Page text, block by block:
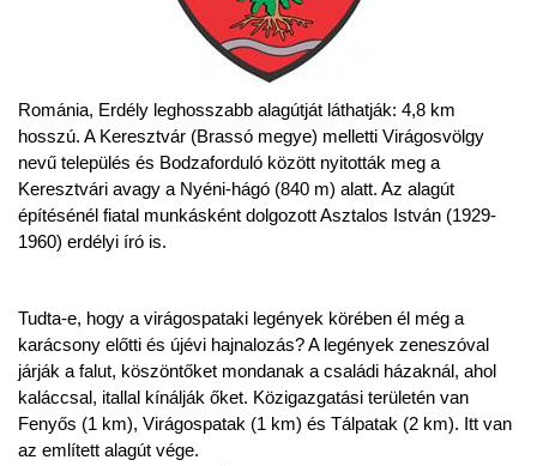
Románia, Erdély leghosszabb alagútját láthatják: 4,8 km
hosszú. A Keresztvár (Brassó megye) melletti Virágosvölgy
nevű település és Bodzaforduló között nyitották meg a
Keresztvári avagy a Nyéni-hágó (840 m) alatt. Az alagút
építésénél fiatal munkásként dolgozott Asztalos István (1929-
1960) erdélyi író is.
Tudta-e, hogy a virágospataki legények körében él még a
karácsony előtti és újévi hajnalozás? A legények zeneszóval
járják a falut, köszöntőket mondanak a családi házaknál, ahol
kaláccsal, itallal kínálják őket. Közigazgatási területén van
Fenyős (1 km), Virágospatak (1 km) és Tálpatak (2 km). Itt van
az említett alagút vége.